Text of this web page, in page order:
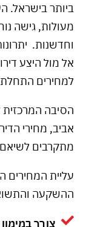
ביותר בישראל.
מעולות, גישה
וחדשנות.
אל מול היצע
למחירים
הסיבה
אביב, מחירי
מתקרבים
עליית המחירים
ההשקעה
צורך